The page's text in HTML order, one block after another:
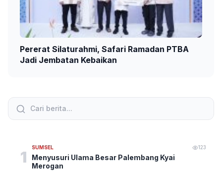
Pererat Silaturahmi, Safari Ramadan PTBA
Jadi Jembatan Kebaikan
1
SUMSEL 123
Menyusuri Ulama Besar Palembang Kyai
Merogan